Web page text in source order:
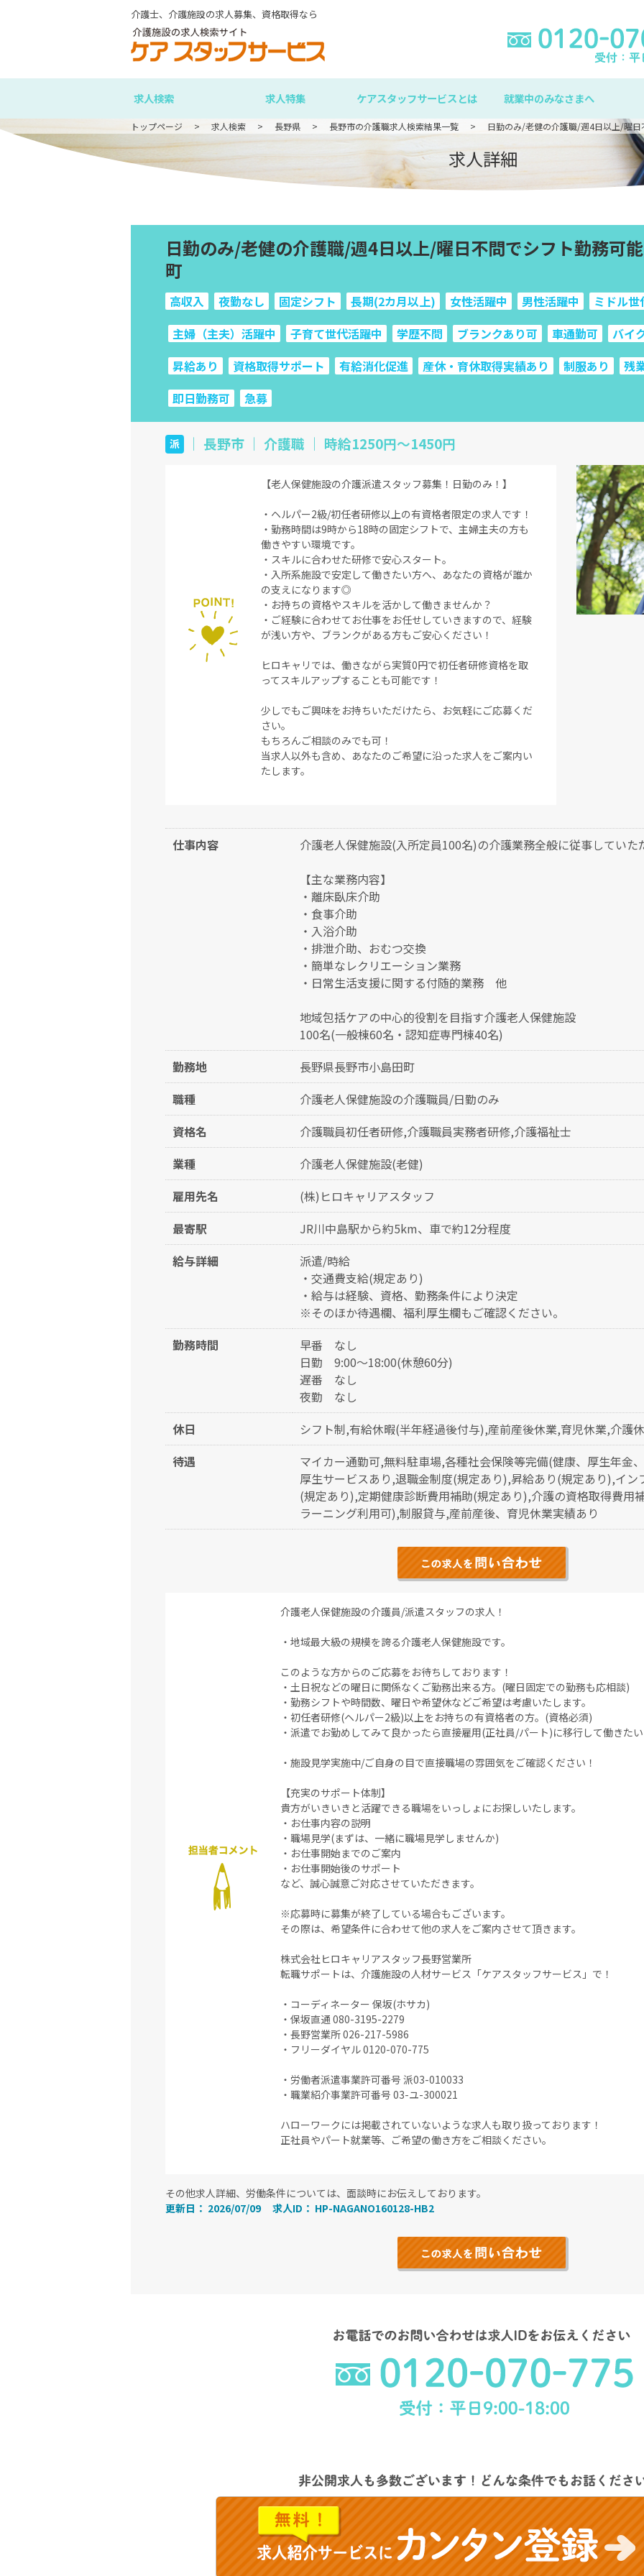
介護士、介護施設の求人募集、資格取得なら
求人検索 求人特集 ケアスタッフサービスとは 就業中のみなさまへ
トップページ 求人検索 長野県 長野市の介護職求人検索結果一覧 日勤のみ/老健の介護職/週4日以上/曜
求人詳細
日勤のみ/老健の介護職/週4日以上/曜日不問でシフト勤務可
町
高収入 夜勤なし 固定シフト 長期(2カ月以上) 女性活躍中 男性活躍中
ミドル世
主婦（主夫）活躍中
子育て世代活躍中 学歴不問 ブランクあり可 車通勤可 バイ
昇給あり
資格取得サポート 有給消化促進 産休・育休取得実績あり 制服あり 残
即日勤務可
急募
派 ｜ 長野市 ｜ 介護職 ｜ 時給1250円～1450円
【老人保健施設の介護派遣スタッフ募集！日勤のみ！】
・ヘルパー2級/初任者研修以上の有資格者限定の求人です！
・勤務時間は9時から18時の固定シフトで、主婦主夫の方も
働きやすい環境です。
・スキルに合わせた研修で安心スタート。
・入所系施設で安定して働きたい方へ、あなたの資格が誰か
の支えになります◎
・お持ちの資格やスキルを活かして働きませんか？
・ご経験に合わせてお仕事をお任せしていきますので、経験
が浅い方や、ブランクがある方もご安心ください！
ヒロキャリでは、働きながら実質0円で初任者研修資格を取
ってスキルアップすることも可能です！
少しでもご興味をお持ちいただけたら、お気軽にご応募くだ
さい。
もちろんご相談のみでも可！
当求人以外も含め、あなたのご希望に沿った求人をご案内い
たします。
仕事内容
介護老人保健施設(入所定員100名)の介護業務全般に従事していた
【主な業務内容】
・離床臥床介助
・食事介助
・入浴介助
・排泄介助、おむつ交換
・簡単なレクリエーション業務
・日常生活支援に関する付随的業務 他
地域包括ケアの中心的役割を目指す介護老人保健施設
100名(一般棟60名・認知症専門棟40名)
勤務地
長野県長野市小島田町
職種
介護老人保健施設の介護職員/日勤のみ
資格名
介護職員初任者研修,介護職員実務者研修,介護福祉士
業種
介護老人保健施設(老健)
雇用先名
(株)ヒロキャリアスタッフ
最寄駅
JR川中島駅から約5km、車で約12分程度
給与詳細
派遣/時給
・交通費支給(規定あり)
・給与は経験、資格、勤務条件により決定
※そのほか待遇欄、福利厚生欄もご確認ください。
勤務時間
早番
なし
日勤
9:00～18:00(休憩60分)
遅番
なし
夜勤
なし
休日
シフト制,有給休暇(半年経過後付与),産前産後休業,育児休業,介護
待遇
マイカー通勤可,無料駐車場,各種社会保険等完備(健康、厚生年金
厚生サービスあり,退職金制度(規定あり),昇給あり(規定あり),イン
(規定あり),定期健康診断費用補助(規定あり),介護の資格取得費用
ラーニング利用可),制服貸与,産前産後、育児休業実績あり
介護老人保健施設の介護員/派遣スタッフの求人！
・地域最大級の規模を誇る介護老人保健施設です。
このような方からのご応募をお待ちしております！
・土日祝などの曜日に関係なくご勤務出来る方。(曜日固定での勤務も応相談)
・勤務シフトや時間数、曜日や希望休などご希望は考慮いたします。
・初任者研修(ヘルパー2級)以上をお持ちの有資格者の方。(資格必須)
・派遣でお勤めしてみて良かったら直接雇用(正社員/パート)に移行して働きたい
・施設見学実施中/ご自身の目で直接職場の雰囲気をご確認ください！
【充実のサポート体制】
貴方がいきいきと活躍できる職場をいっしょにお探しいたします。
・お仕事内容の説明
・職場見学(まずは、一緒に職場見学しませんか)
・お仕事開始までのご案内
・お仕事開始後のサポート
など、誠心誠意ご対応させていただきます。
※応募時に募集が終了している場合もございます。
その際は、希望条件に合わせて他の求人をご案内させて頂きます。
株式会社ヒロキャリアスタッフ長野営業所
転職サポートは、介護施設の人材サービス「ケアスタッフサービス」で！
・コーディネーター 保坂(ホサカ)
・保坂直通 080-3195-2279
・長野営業所 026-217-5986
・フリーダイヤル 0120-070-775
・労働者派遣事業許可番号 派03-010033
・職業紹介事業許可番号 03-ユ-300021
ハローワークには掲載されていないような求人も取り扱っております！
正社員やパート就業等、ご希望の働き方をご相談ください。
その他求人詳細、労働条件については、面談時にお伝えしております。
更新日： 2026/07/09
求人ID： HP-NAGANO160128-HB2